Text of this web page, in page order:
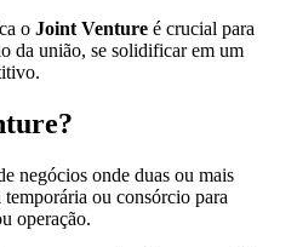
o Joint Venture é crucial para
da união, se solidificar em um
negócios onde duas ou mais
ou consórcio para
operação.